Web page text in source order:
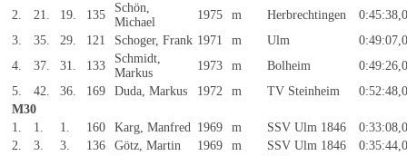
2. 21. 19. 135
Schön,
Michael
1975 m Herbrechtingen
3.
35. 29. 121 Schoger, Frank 1971 m Ulm
4.
37. 31. 133
Schmidt,
Markus
1973 m Bolheim
5.
42. 36. 169 Duda, Markus 1972 m TV Steinheim
M30
1.
1. 1. 160 Karg, Manfred 1969 m SSV Ulm 1846
2.
3. 3. 136 Götz, Martin 1969 m SSV Ulm 1846